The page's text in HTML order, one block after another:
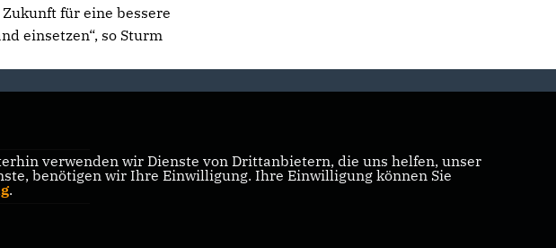
für eine bessere
einsetzen“, so Sturm
verwenden wir Dienste von Drittanbietern, die uns helfen, unser
benötigen wir Ihre Einwilligung. Ihre Einwilligung können Sie
.